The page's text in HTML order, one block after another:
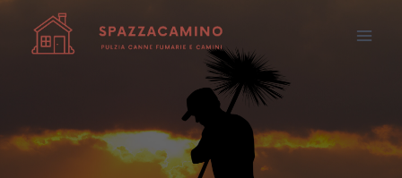
contenuto